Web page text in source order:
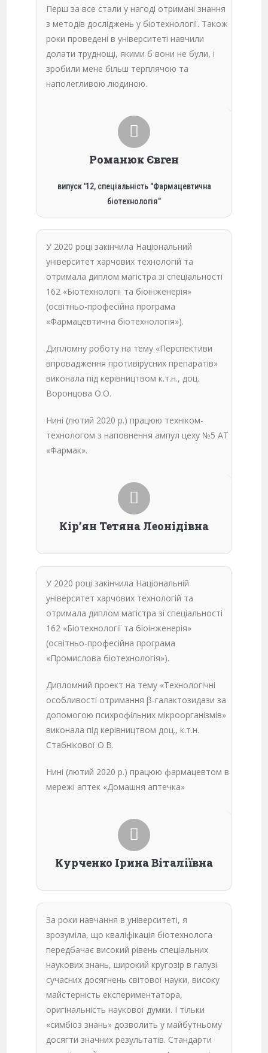
Перш за все стали у нагоді отримані знання
з методів досліджень у біотехнології. Також
роки проведені в університеті навчили
долати труднощі, якими б вони не були, і
зробили мене більш терплячою та
наполегливою людиною.
Романюк Євген
випуск '12, спеціальність "Фармацевтична
біотехнологія"
У 2020 році закінчила Національний
університет харчових технологій та
отримала диплом магістра зі спеціальності
162 «Біотехнології та біоінженерія»
(освітньо-професійна програма
«Фармацевтична біотехнологія»).
Дипломну роботу на тему «Перспективи
впровадження противірусних препаратів»
виконала під керівництвом к.т.н., доц.
Воронцова О.О.
Нині (лютий 2020 р.) працюю техніком-
технологом з наповнення ампул цеху №5 АТ
«Фармак».
Кір’ян Тетяна Леонідівна
У 2020 році закінчила Національній
університет харчових технологій та
отримала диплом магістра зі спеціальності
162 «Біотехнології та біоінженерія»
(освітньо-професійна програма
«Промислова біотехнологія»).
Дипломний проект на тему «Технологічні
особливості отримання β-галактозидази за
допомогою психрофільних мікроорганізмів»
виконала під керівництвом доц., к.т.н.
Стабнікової О.В.
Нині (лютий 2020 р.) працюю фармацевтом в
мережі аптек «Домашня аптечка»
Курченко Ірина Віталіївна
За роки навчання в університеті, я
зрозуміла, що кваліфікація біотехнолога
передбачає високий рівень спеціальних
наукових знань, широкий кругозір в галузі
сучасних досягнень світової науки, високу
майстерність експериментатора,
оригінальність наукової думки. І тільки
«симбіоз знань» дозволить у майбутньому
досягти значних результатів. Стандарти